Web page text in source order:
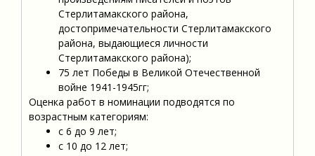
Стерлитамакского района,
достопримечательности Стерлитамакского
района, выдающиеся личности
Стерлитамакского района);
75 лет Победы в Великой Отечественной
войне 1941-1945гг;
Оценка работ в номинации подводятся по
возрастным категориям:
с 6 до 9 лет;
с 10 до 12 лет;